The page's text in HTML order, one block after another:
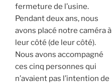
fermeture de l’usine.
Pendant deux ans, nous
avons placé notre caméra à
leur côté (de leur côté).
Nous avons accompagné
ces cinq personnes qui
n’avaient pas l’intention de